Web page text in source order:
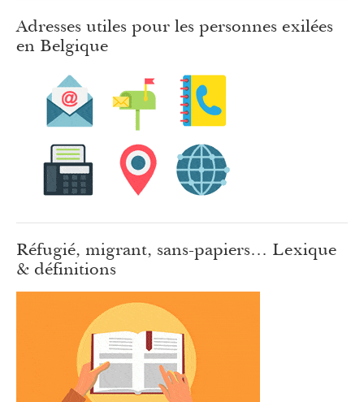
Adresses utiles pour les personnes exilées
en Belgique
Réfugié, migrant, sans-papiers… Lexique
& définitions